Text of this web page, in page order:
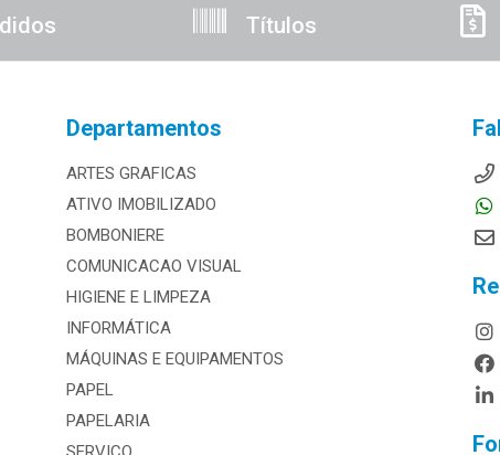
Títulos
Departamentos
ARTES GRAFICAS
ATIVO IMOBILIZADO
BOMBONIERE
COMUNICACAO VISUAL
HIGIENE E LIMPEZA
INFORMÁTICA
MÁQUINAS E EQUIPAMENTOS
PAPEL
PAPELARIA